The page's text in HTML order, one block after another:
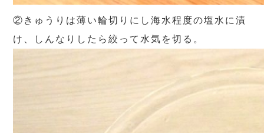
②きゅうりは薄い輪切りにし海水程度の塩水に漬
け、しんなりしたら絞って水気を切る。